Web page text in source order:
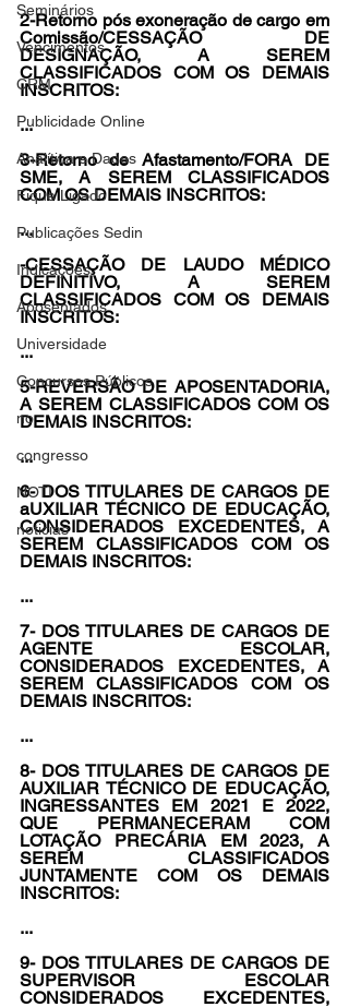
Seminários
Vencimentos
CRM
Publicidade Online
Analítica e Dados
Fique Ligado
Publicações Sedin
Indicações
Aposentados
Universidade
Concursos Públicos
no
congresso
NOTI
noticias
2-Retorno pós exoneração de cargo em
Comissão/CESSAÇÃO DE
DESIGNAÇÃO, A SEREM
CLASSIFICADOS COM OS DEMAIS
INSCRITOS:
...
3-Retorno de Afastamento/FORA DE
SME, A SEREM CLASSIFICADOS
COM OS DEMAIS INSCRITOS:
...
-CESSAÇÃO DE LAUDO MÉDICO
DEFINITIVO, A SEREM
CLASSIFICADOS COM OS DEMAIS
INSCRITOS:
...
5-REVERSÃO DE APOSENTADORIA,
A SEREM CLASSIFICADOS COM OS
DEMAIS INSCRITOS:
...
6- DOS TITULARES DE CARGOS DE
aUXILIAR TÉCNICO DE EDUCAÇÃO,
CONSIDERADOS EXCEDENTES, A
SEREM CLASSIFICADOS COM OS
DEMAIS INSCRITOS:
...
7- DOS TITULARES DE CARGOS DE
AGENTE ESCOLAR,
CONSIDERADOS EXCEDENTES, A
SEREM CLASSIFICADOS COM OS
DEMAIS INSCRITOS:
...
8- DOS TITULARES DE CARGOS DE
AUXILIAR TÉCNICO DE EDUCAÇÃO,
INGRESSANTES EM 2021 E 2022,
QUE PERMANECERAM COM
LOTAÇÃO PRECÁRIA EM 2023, A
SEREM CLASSIFICADOS
JUNTAMENTE COM OS DEMAIS
INSCRITOS:
...
9- DOS TITULARES DE CARGOS DE
SUPERVISOR ESCOLAR
CONSIDERADOS EXCEDENTES,